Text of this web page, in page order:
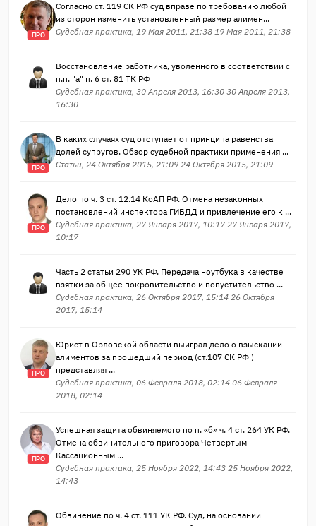
ПРО
Согласно ст. 119 СК РФ суд вправе по требованию любой
из сторон изменить установленный размер алимен...
Судебная практика, 19 Мая 2011, 21:38 19 Мая 2011, 21:38
Восстановление работника, уволенного в соответствии с
п.п. "а" п. 6 ст. 81 ТК РФ
Судебная практика, 30 Апреля 2013, 16:30 30 Апреля 2013,
16:30
ПРО
В каких случаях суд отступает от принципа равенства
долей супругов. Обзор судебной практики применения ...
Статьи, 24 Октября 2015, 21:09 24 Октября 2015, 21:09
ПРО
Дело по ч. 3 ст. 12.14 КоАП РФ. Отмена незаконных
постановлений инспектора ГИБДД и привлечение его к ...
Судебная практика, 27 Января 2017, 10:17 27 Января 2017,
10:17
Часть 2 статьи 290 УК РФ. Передача ноутбука в качестве
взятки за общее покровительство и попустительство ...
Судебная практика, 26 Октября 2017, 15:14 26 Октября
2017, 15:14
ПРО
Юрист в Орловской области выиграл дело о взыскании
алиментов за прошедший период (ст.107 СК РФ )
представляя ...
Судебная практика, 06 Февраля 2018, 02:14 06 Февраля
2018, 02:14
ПРО
Успешная защита обвиняемого по п. «б» ч. 4 ст. 264 УК РФ.
Отмена обвинительного приговора Четвертым
Кассационным ...
Судебная практика, 25 Ноября 2022, 14:43 25 Ноября 2022,
14:43
Обвинение по ч. 4 ст. 111 УК РФ. Суд, на основании